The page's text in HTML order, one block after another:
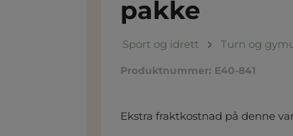
pakke
Sport og idrett Turn og
Produktnummer: E40-841
Ekstra fraktkostnad på denne